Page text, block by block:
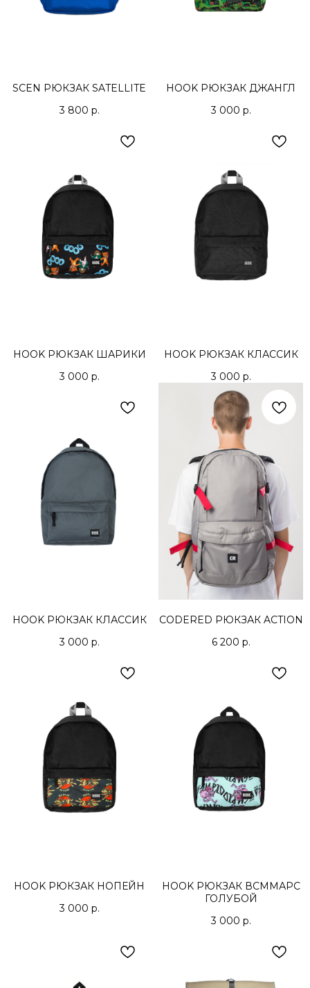
SCEN РЮКЗАК SATELLITE
3 800 р.
HOOK РЮКЗАК ДЖАНГЛ
3 000 р.
HOOK РЮКЗАК ШАРИКИ
3 000 р.
HOOK РЮКЗАК КЛАССИК
3 000 р.
HOOK РЮКЗАК КЛАССИК
3 000 р.
CODERED РЮКЗАК ACTION
6 200 р.
HOOK РЮКЗАК НОПЕЙН
3 000 р.
HOOK РЮКЗАК ВСММАРС
ГОЛУБОЙ
3 000 р.